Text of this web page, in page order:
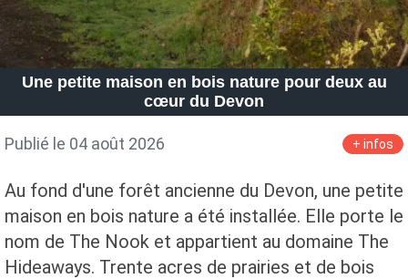
Une petite maison en bois nature pour deux au
cœur du Devon
Publié le 04 août 2026 + infos
Au fond d'une forêt ancienne du Devon, une petite
maison en bois nature a été installée. Elle porte le
nom de The Nook et appartient au domaine The
Hideaways. Trente acres de prairies et de bois